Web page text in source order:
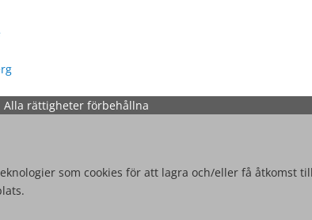
rättigheter förbehållna
som cookies för att lagra och/eller få